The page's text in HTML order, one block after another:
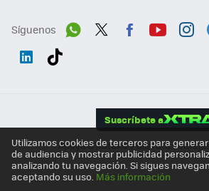
Síguenos
Suscríbete a
Apoya a Xataka y disfruta
Utilizamos cookies de terceros para
de audiencia y mostrar publicidad
analizando tu navegación. Si sigues
aceptando su uso. Más información